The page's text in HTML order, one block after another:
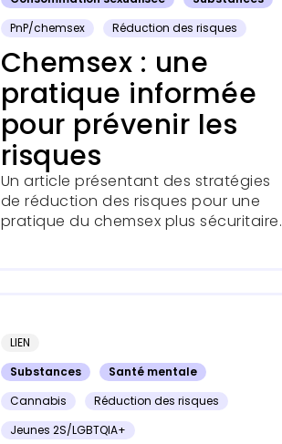
PnP/chemsex
Réduction des risques
Chemsex : une
pratique informée
pour prévenir les
risques
Un article présentant des stratégies
de réduction des risques pour une
pratique du chemsex plus sécuritaire.
LIEN
Substances
Santé mentale
Cannabis
Réduction des risques
Jeunes 2S/LGBTQIA+